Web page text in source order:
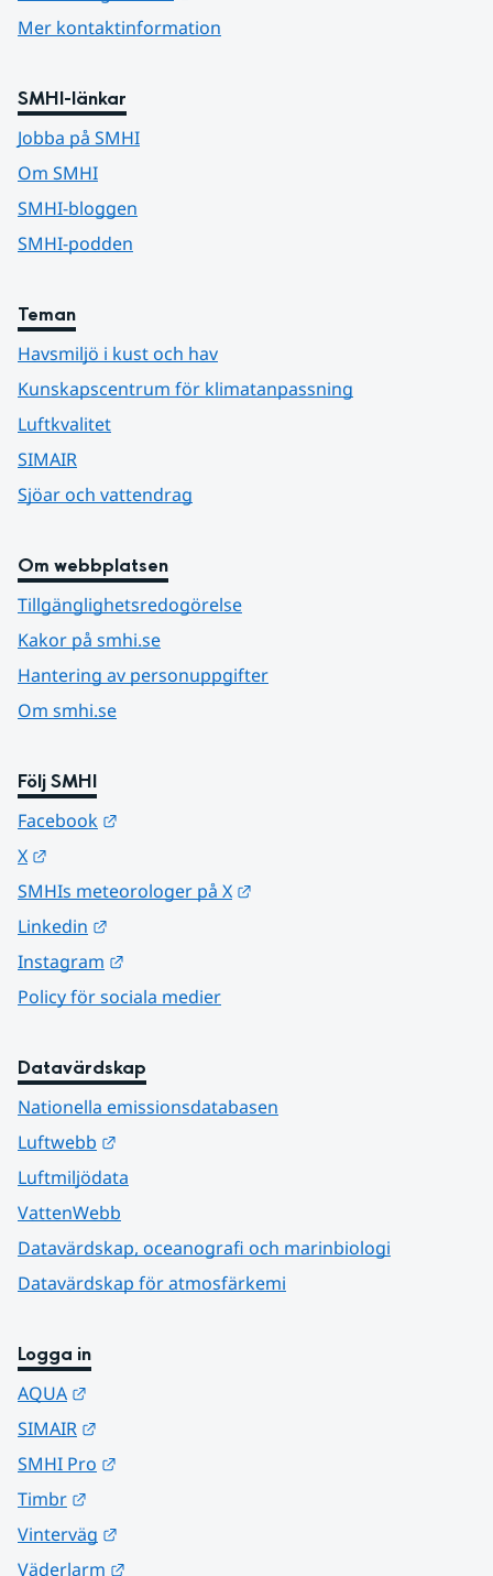
Mer kontaktinformation
SMHI-länkar
Jobba på SMHI
Om SMHI
SMHI-bloggen
SMHI-podden
Teman
Havsmiljö i kust och hav
Kunskapscentrum för klimatanpassning
Luftkvalitet
SIMAIR
Sjöar och vattendrag
Om webbplatsen
Tillgänglighetsredogörelse
Kakor på smhi.se
Hantering av personuppgifter
Om smhi.se
Följ SMHI
Facebook
X
SMHIs meteorologer på X
Linkedin
Instagram
Policy för sociala medier
Datavärdskap
Nationella emissionsdatabasen
Luftwebb
Luftmiljödata
VattenWebb
Datavärdskap, oceanografi och marinbiologi
Datavärdskap för atmosfärkemi
Logga in
AQUA
SIMAIR
SMHI Pro
Timbr
Vinterväg
Väderlarm